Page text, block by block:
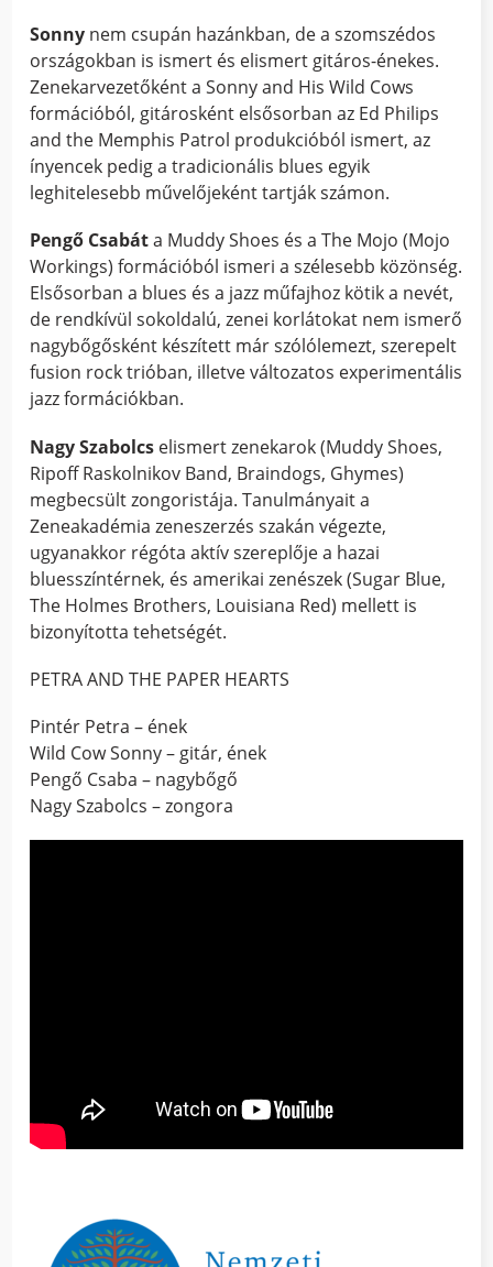
Sonny nem csupán hazánkban, de a szomszédos
országokban is ismert és elismert gitáros-énekes.
Zenekarvezetőként a Sonny and His Wild Cows
formációból, gitárosként elsősorban az Ed Philips
and the Memphis Patrol produkcióból ismert, az
ínyencek pedig a tradicionális blues egyik
leghitelesebb művelőjeként tartják számon.
Pengő Csabáta Muddy Shoes és a The Mojo (Mojo
Workings) formációból ismeri a szélesebb közönség.
Elsősorban a blues és a jazz műfajhoz kötik a nevét,
de rendkívül sokoldalú, zenei korlátokat nem ismerő
nagybőgősként készített már szólólemezt, szerepelt
fusion rock trióban, illetve változatos experimentális
jazz formációkban.
Nagy Szabolcs elismert zenekarok (Muddy Shoes,
Ripoff Raskolnikov Band, Braindogs, Ghymes)
megbecsült zongoristája. Tanulmányait a
Zeneakadémia zeneszerzés szakán végezte,
ugyanakkor régóta aktív szereplője a hazai
bluesszíntérnek, és amerikai zenészek (Sugar Blue,
The Holmes Brothers, Louisiana Red) mellett is
bizonyította tehetségét.
PETRA AND THE PAPER HEARTS
Pintér Petra – ének
Wild Cow Sonny – gitár, ének
Pengő Csaba – nagybőgő
Nagy Szabolcs – zongora